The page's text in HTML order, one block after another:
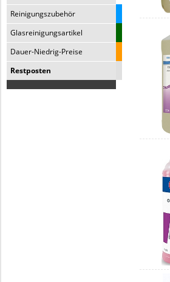
Reinigungszubehör
Glasreinigungsartikel
Dauer-Niedrig-Preise
Restposten